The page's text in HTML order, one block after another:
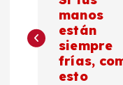
a
v
manos
están
siempre
frías,
esto